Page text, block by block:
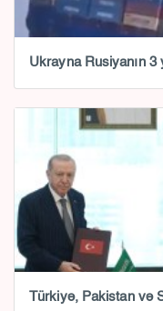
Ukrayna Rusiyanın
Türkiyə, Pakistan və